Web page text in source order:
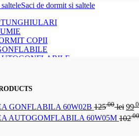
Saci de dormit si saltele
COPII
GONFLABILA 60W02B 125.00 lei 99
AUTOGOMFLABILA 60W05M 102.00